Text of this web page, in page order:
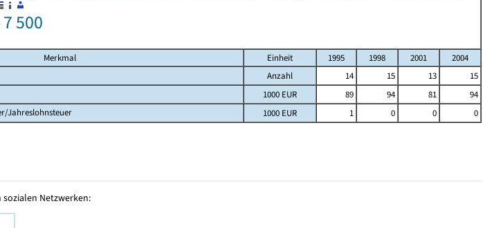
500
Merkmal Einheit 1995 1998 2001
2004
Anzahl 14 15 13
15
1000 EUR 89 94 81
94
Jahreslohnsteuer
1000 EUR 1 0 0 0
Netzwerken: